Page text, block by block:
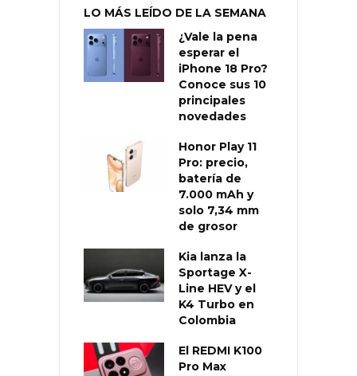
LO MÁS LEÍDO DE LA SEMANA
¿Vale la pena
esperar el
iPhone 18 Pro?
Conoce sus 10
principales
novedades
Honor Play 11
Pro: precio,
batería de
7.000 mAh y
solo 7,34 mm
de grosor
Kia lanza la
Sportage X-
Line HEV y el
K4 Turbo en
Colombia
El REDMI K100
Pro Max